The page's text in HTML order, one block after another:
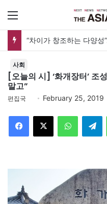
사회
[오늘의 시] ‘화개장터’ 조
말고”
편집국 February 25, 2019